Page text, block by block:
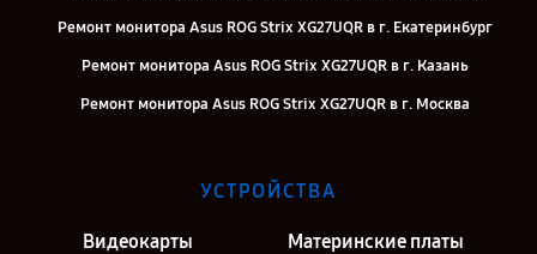
Ремонт монитора Asus ROG Strix XG27UQR в г. Екатеринбург
Ремонт монитора Asus ROG Strix XG27UQR в г. Казань
Ремонт монитора Asus ROG Strix XG27UQR в г. Москва
УСТРОЙСТВА
Видеокарты Материнские платы